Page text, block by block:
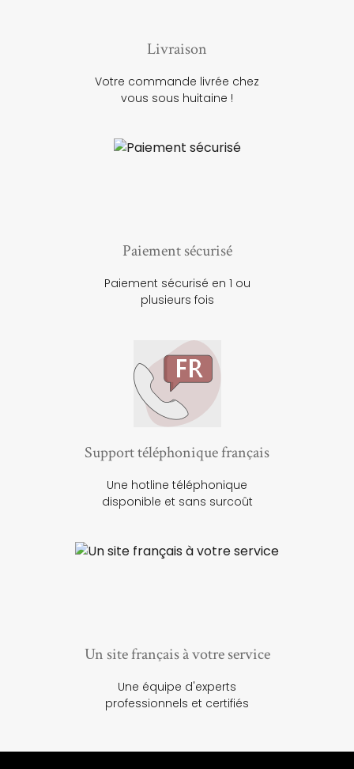
Livraison
Votre commande livrée chez
vous sous huitaine !
Paiement sécurisé
Paiement sécurisé en 1 ou
plusieurs fois
Support téléphonique français
Une hotline téléphonique
disponible et sans surcoût
Un site français à votre service
Une équipe d'experts
professionnels et certifiés